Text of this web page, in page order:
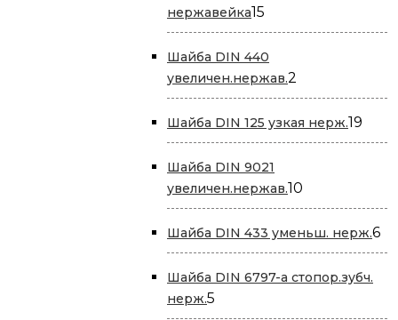
нержавейка15
товаров
Шайба DIN 440
увеличен.нержав.2
товара
Шайба DIN 125 узкая нерж.19
Шайба DIN 9021
увеличен.нержав.10
товаров
Шайба DIN 433 уменьш. нерж.66
Шайба DIN 6797-a стопор.зубч.
нерж.5